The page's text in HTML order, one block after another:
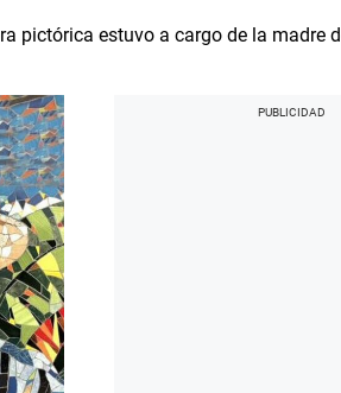
pictórica estuvo a cargo de la madre